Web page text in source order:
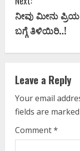
t
i
n
u
e
R
e
ನೀವು ಮೀನು
ಬಗ್ಗೆ ತಿಳಿಯಿರಿ..!
Leave a Reply
Your email
fields are marked
Comment*